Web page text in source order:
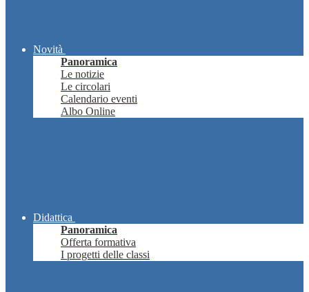
Novità
Panoramica
Le notizie
Le circolari
Calendario eventi
Albo Online
Didattica
Panoramica
Offerta formativa
I progetti delle classi